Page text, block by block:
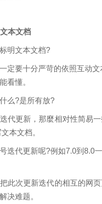
本文档
明文本文档?
定要十分严苛的依照互动
看懂。
么?是所有放?
代更新，那麼相对性简易
本文档。
迭代更新呢?例如7.0到8.0
此次更新迭代的相互的网
决难题。